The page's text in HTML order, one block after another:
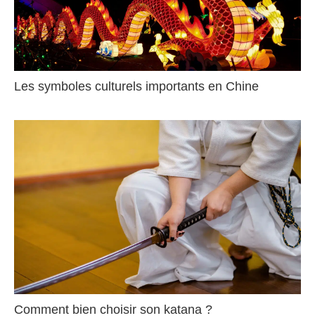
Les symboles culturels importants en Chine
Comment bien choisir son katana ?